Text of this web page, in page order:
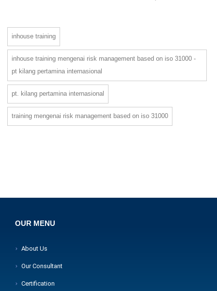
inhouse training
inhouse training mengenai risk management based on iso 31000 -
pt kilang pertamina internasional
pt. kilang pertamina internasional
training mengenai risk management based on iso 31000
OUR MENU
About Us
Our Consultant
Certification